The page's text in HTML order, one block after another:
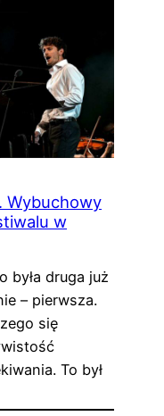
Wybuchowy
w
była druga już
– pierwsza.
się
To był